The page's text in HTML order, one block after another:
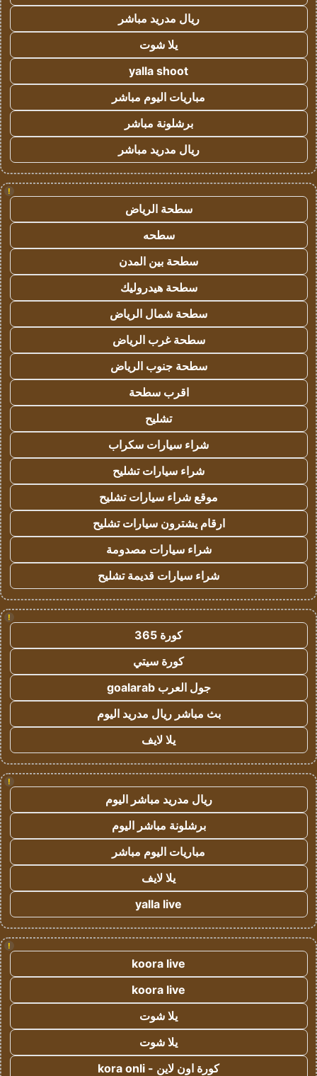
ريال مدريد مباشر
يلا شوت
yalla shoot
مباريات اليوم مباشر
برشلونة مباشر
ريال مدريد مباشر
!
سطحة الرياض
سطحه
سطحة بين المدن
سطحة هيدروليك
سطحة شمال الرياض
سطحة غرب الرياض
سطحة جنوب الرياض
اقرب سطحة
تشليح
شراء سيارات سكراب
شراء سيارات تشليح
موقع شراء سيارات تشليح
ارقام يشترون سيارات تشليح
شراء سيارات مصدومة
شراء سيارات قديمة تشليح
!
كورة 365
كورة سيتي
جول العرب goalarab
بث مباشر ريال مدريد اليوم
يلا لايف
!
ريال مدريد مباشر اليوم
برشلونة مباشر اليوم
مباريات اليوم مباشر
يلا لايف
yalla live
!
koora live
koora live
يلا شوت
يلا شوت
كورة اون لاين - kora onli